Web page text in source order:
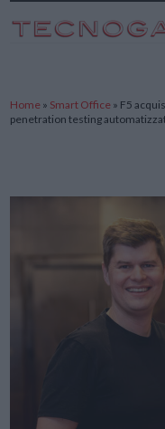
Home » Smart Office » F5
penetration testing